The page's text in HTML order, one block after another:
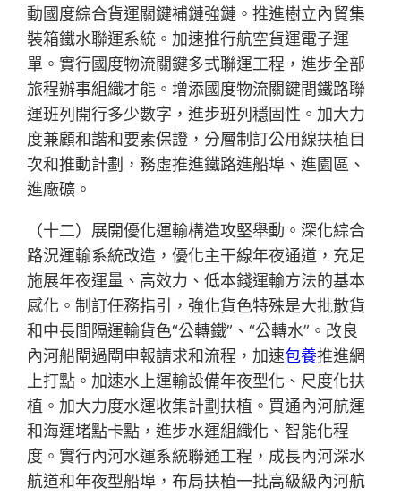
動國度綜合貨運關鍵補鏈強鏈。推進樹立內貿集
裝箱鐵水聯運系統。加速推行航空貨運電子運
單。實行國度物流關鍵多式聯運工程，進步全部
旅程辦事組織才能。增添國度物流關鍵間鐵路聯
運班列開行多少數字，進步班列穩固性。加大力
度兼顧和諧和要素保證，分層制訂公用線扶植目
次和推動計劃，務虛推進鐵路進船埠、進園區、
進廠礦。
（十二）展開優化運輸構造攻堅舉動。深化綜合
路況運輸系統改造，優化主干線年夜通道，充足
施展年夜運量、高效力、低本錢運輸方法的基本
感化。制訂任務指引，強化貨色特殊是大批散貨
和中長間隔運輸貨色“公轉鐵”、“公轉水”。改良
內河船閘過閘申報請求和流程，加速包養推進網
上打點。加速水上運輸設備年夜型化、尺度化扶
植。加大力度水運收集計劃扶植。買通內河航運
和海運堵點卡點，進步水運組織化、智能化程
度。實行內河水運系統聯通工程，成長內河深水
航道和年夜型船埠，布局扶植一批高級級內河航